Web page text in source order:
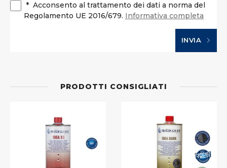
* Acconsento al trattamento dei dati a norma del
Regolamento UE 2016/679. Informativa completa
INVIA
PRODOTTI CONSIGLIATI